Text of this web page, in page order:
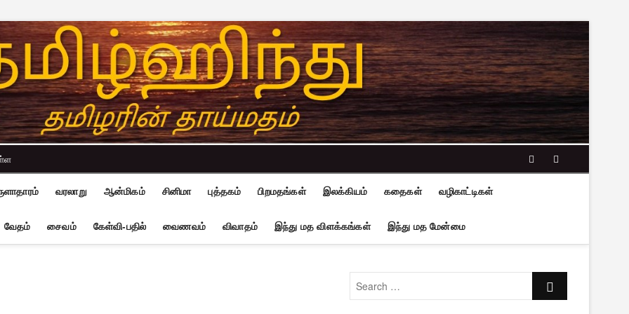
facebooktwitter
வரலாறு ஆன்மிகம் சினிமா புத்தகம் பிறமதங்கள் இலக்கியம் கதைகள் வழிகாட்டிகள்
வேதம் சைவம் கேள்வி-பதில் வைணவம் விவாதம் இந்து மத விளக்கங்கள் இந்து மத மேன்மை